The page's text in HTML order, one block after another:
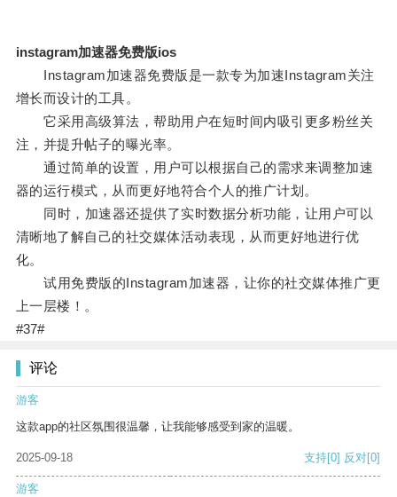
instagram加速器免费版ios
Instagram加速器免费版是一款专为加速Instagram关注
增长而设计的工具。
它采用高级算法，帮助用户在短时间内吸引更多粉丝关
注，并提升帖子的曝光率。
通过简单的设置，用户可以根据自己的需求来调整加速
器的运行模式，从而更好地符合个人的推广计划。
同时，加速器还提供了实时数据分析功能，让用户可以
清晰地了解自己的社交媒体活动表现，从而更好地进行优
化。
试用免费版的Instagram加速器，让你的社交媒体推广更
上一层楼！。
#37#
评论
游客
这款app的社区氛围很温馨，让我能够感受到家的温暖。
2025-09-18 支持[0] 反对[0]
游客